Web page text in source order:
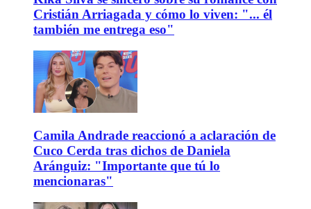
Cristián Arriagada y cómo lo viven: "... él
también me entrega eso"
Camila Andrade reaccionó a aclaración de
Cuco Cerda tras dichos de Daniela
Aránguiz: "Importante que tú lo
mencionaras"